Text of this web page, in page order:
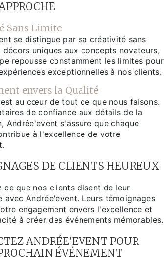
Sans Limite
se distingue par sa créativité sans
décors uniques aux concepts novateurs,
repousse constamment les limites pour
exceptionnelles à nos clients.
envers la Qualité
au cœur de tout ce que nous faisons.
de confiance aux détails de la
Andrée'event s'assure que chaque
à l'excellence de votre
DE CLIENTS HEUREUX
ce que nos clients disent de leur
avec Andrée'event. Leurs témoignages
engagement envers l'excellence et
à créer des événements mémorables.
ANDRÉE'EVENT POUR
ÉVÉNEMENT